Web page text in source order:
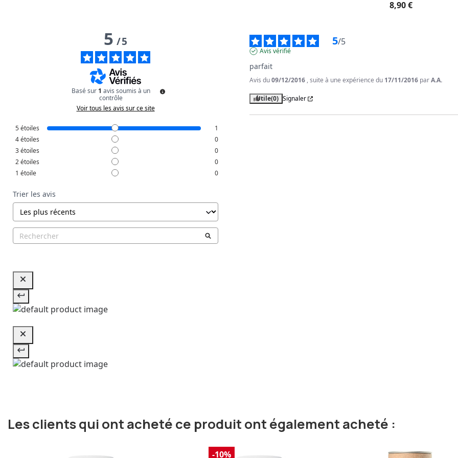
8,90 €
5/5
Basé sur 1 avis soumis à un
contrôle
Voir tous les avis sur ce site
5étoiles
1
4étoiles
0
3étoiles
0
2étoiles
0
1 étoile 0
Trier les avis
5/5
Avis vérifié
parfait
Avis du09/12/2016 , suite à une expérience du 17/11/2016 parA.A.
Utile(0) Signaler
Les clients qui ont acheté ce produit ont également acheté :
-10%